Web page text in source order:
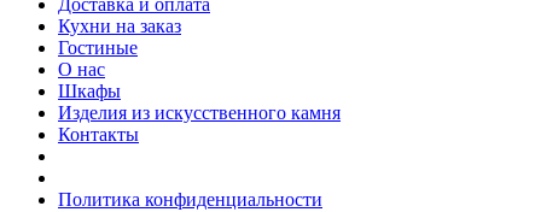
Доставка и оплата
Кухни на заказ
Гостиные
О нас
Шкафы
Изделия из искусственного камня
Контакты
Политика конфиденциальности